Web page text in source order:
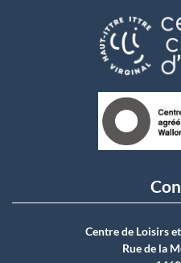
Centre de Loisirs
Rue de la